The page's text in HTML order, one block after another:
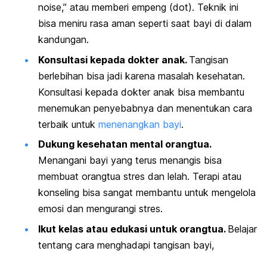
noise,” atau memberi empeng (dot). Teknik ini
bisa meniru rasa aman seperti saat bayi di dalam
kandungan.
Konsultasi kepada dokter anak. Tangisan
berlebihan bisa jadi karena masalah kesehatan.
Konsultasi kepada dokter anak bisa membantu
menemukan penyebabnya dan menentukan cara
terbaik untuk menenangkan bayi.
Dukung kesehatan mental orangtua.
Menangani bayi yang terus menangis bisa
membuat orangtua stres dan lelah. Terapi atau
konseling bisa sangat membantu untuk mengelola
emosi dan mengurangi stres.
Ikut kelas atau edukasi untuk orangtua. Belajar
tentang cara menghadapi tangisan bayi,